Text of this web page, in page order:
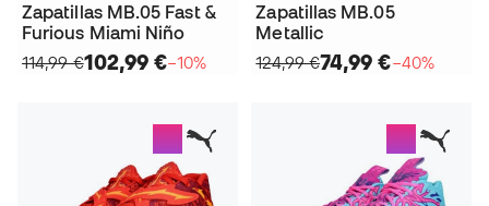
Zapatillas MB.05 Fast &
Furious Miami Niño
114,99 €102,99 €−10%
Zapatillas MB.05
Metallic
124,99 €74,99 €−40%